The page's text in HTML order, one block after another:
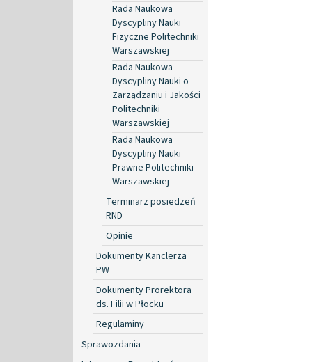
Rada Naukowa
Dyscypliny Nauki
Fizyczne Politechniki
Warszawskiej
Rada Naukowa
Dyscypliny Nauki o
Zarządzaniu i Jakości
Politechniki
Warszawskiej
Rada Naukowa
Dyscypliny Nauki
Prawne Politechniki
Warszawskiej
Terminarz posiedzeń
RND
Opinie
Dokumenty Kanclerza
PW
Dokumenty Prorektora
ds. Filii w Płocku
Regulaminy
Sprawozdania